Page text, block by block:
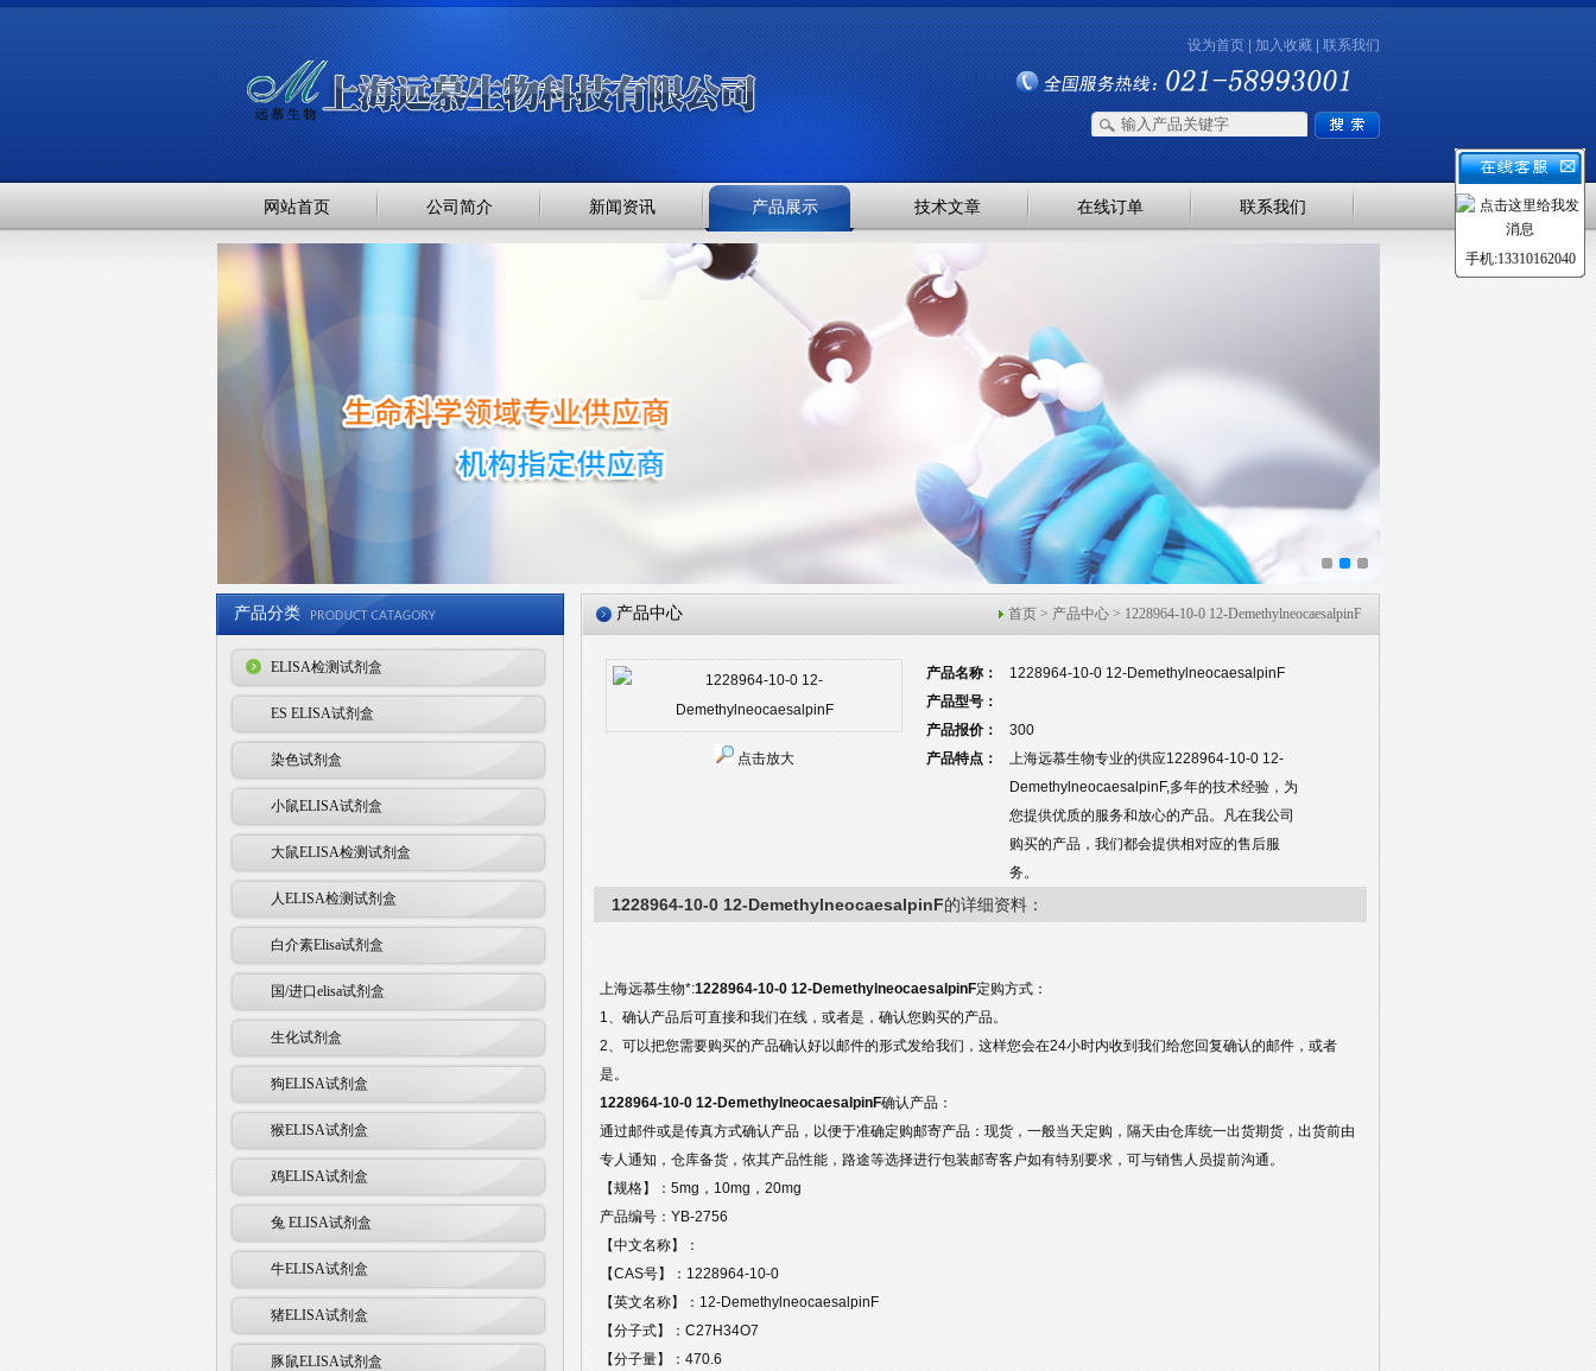
设为首页|加入收藏|联系我们
网站首页 公司简介 新闻资讯 产品展示 技术文章 在线订单 联系我们
产品分类
ELISA检测试剂盒
ES ELISA试剂盒
染色试剂盒
小鼠ELISA试剂盒
大鼠ELISA检测试剂盒
人ELISA检测试剂盒
白介素Elisa试剂盒
国/进口elisa试剂盒
生化试剂盒
狗ELISA试剂盒
猴ELISA试剂盒
鸡ELISA试剂盒
兔 ELISA试剂盒
牛ELISA试剂盒
猪ELISA试剂盒
豚鼠ELISA试剂盒
首页 > 产品中心 > 1228964-10-0 12-DemethylneocaesalpinF
产品中心
点击放大
产品名称：
1228964-10-0 12-DemethylneocaesalpinF
产品型号：
产品报价：
300
产品特点：
上海远慕生物专业的供应1228964-10-0 12-
DemethylneocaesalpinF,多年的技术经验，为
您提供优质的服务和放心的产品。凡在我公司
购买的产品，我们都会提供相对应的售后服
务。
1228964-10-0 12-DemethylneocaesalpinF的详细资料：
上海远慕生物*:1228964-10-0 12-DemethylneocaesalpinF定购方式：
1、确认产品后可直接和我们在线，或者是，确认您购买的产品。
2、可以把您需要购买的产品确认好以邮件的形式发给我们，这样您会在24小时内收到我们给您回复确认的邮件，或者
是。
1228964-10-0 12-DemethylneocaesalpinF确认产品：
通过邮件或是传真方式确认产品，以便于准确定购邮寄产品：现货，一般当天定购，隔天由仓库统一出货期货，出货前由
专人通知，仓库备货，依其产品性能，路途等选择进行包装邮寄客户如有特别要求，可与销售人员提前沟通。
【规格】：5mg，10mg，20mg
产品编号：YB-2756
【中文名称】：
【CAS号】：1228964-10-0
【英文名称】：12-DemethylneocaesalpinF
【分子式】：C27H34O7
【分子量】：470.6
手机:13310162040